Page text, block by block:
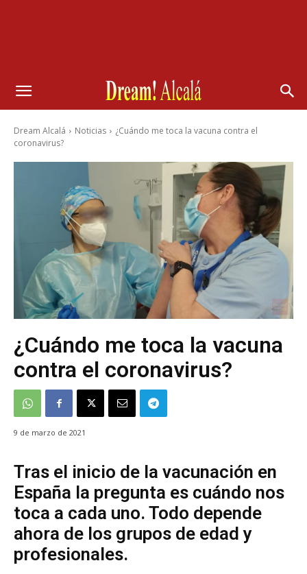
Dream Alcalá Noticias
¿Cuándo me toca la vacuna contra el
coronavirus?
¿Cuándo me toca la vacuna
contra el coronavirus?
9 de marzo de 2021
Tras el inicio de la vacunación en
España la pregunta es cuándo nos
toca a cada uno. Todo depende
ahora de los grupos de edad y
profesionales.